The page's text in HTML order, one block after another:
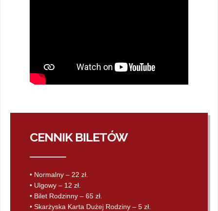
CENNIK BILETÓW
• Normalny – 22 zł.
• Ulgowy – 12 zł.
• Bilet Rodzinny – 65 zł.
• Skarżyska Karta Dużej Rodziny – 5 zł.